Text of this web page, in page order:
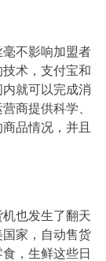
不影响加盟者
术，支付宝和
就可以完成消
商提供科学、
品情况，并且
也发生了翻天
家，自动售货
，生鲜这些日